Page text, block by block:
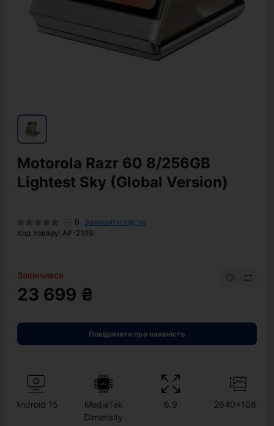
Motorola Razr 60 8/256GB
Lightest Sky (Global Version)
0
Залишити відгук
Код товару: AP-2109
Закінчився
23 699 ₴
Повідомити про наявність
Android 15
MediaTek
Dimensity
6.9 2640x1080